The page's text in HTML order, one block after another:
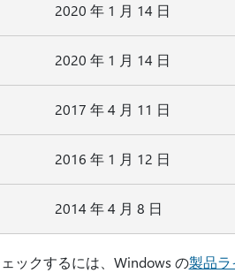
2020 年 1 月 14 日
2020 年 1 月 14 日
2017 年 4 月 11 日
2016 年 1 月 12 日
2014 年 4 月 8 日
ックするには、Windows の製品ラ